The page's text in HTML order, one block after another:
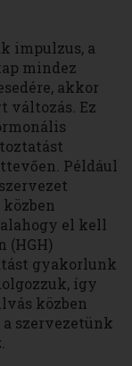
impulzus, a
mindez
akkor
változás. Ez
Például
el kell
(HGH)
gyakorlunk
így
közben
szervezetünk